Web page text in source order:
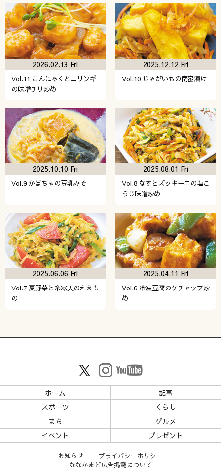
Vol.11 こんにゃくとエリンギ
の味噌チリ炒め
2026.02.13 Fri
Vol.10 じゃがいもの南蛮漬け
2025.12.12 Fri
Vol.9 かぼちゃの豆乳みそ
2025.10.10 Fri
Vol.8 なすとズッキーニの塩こ
うじ味噌炒め
2025.08.01 Fri
Vol.7 夏野菜と糸寒天の和えも
の
2025.06.06 Fri
Vol.6 冷凍豆腐のケチャップ炒
め
2025.04.11 Fri
ホーム
記事
スポーツ
くらし
まち
グルメ
イベント
プレゼント
お知らせ
プライバシーポリシー
ななかまど広告掲載について